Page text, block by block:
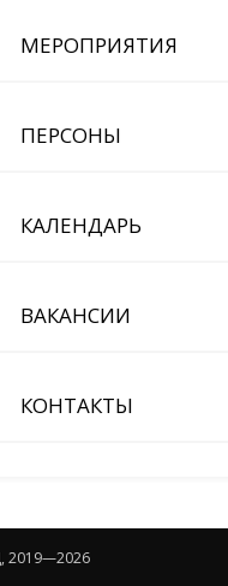
МЕРОПРИЯТИЯ
ПЕРСОНЫ
КАЛЕНДАРЬ
ВАКАНСИИ
КОНТАКТЫ
2019—2026